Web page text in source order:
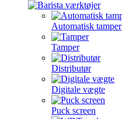
Automatisk tamper
Tamper
Distributør
Digitale vægte
Puck screen